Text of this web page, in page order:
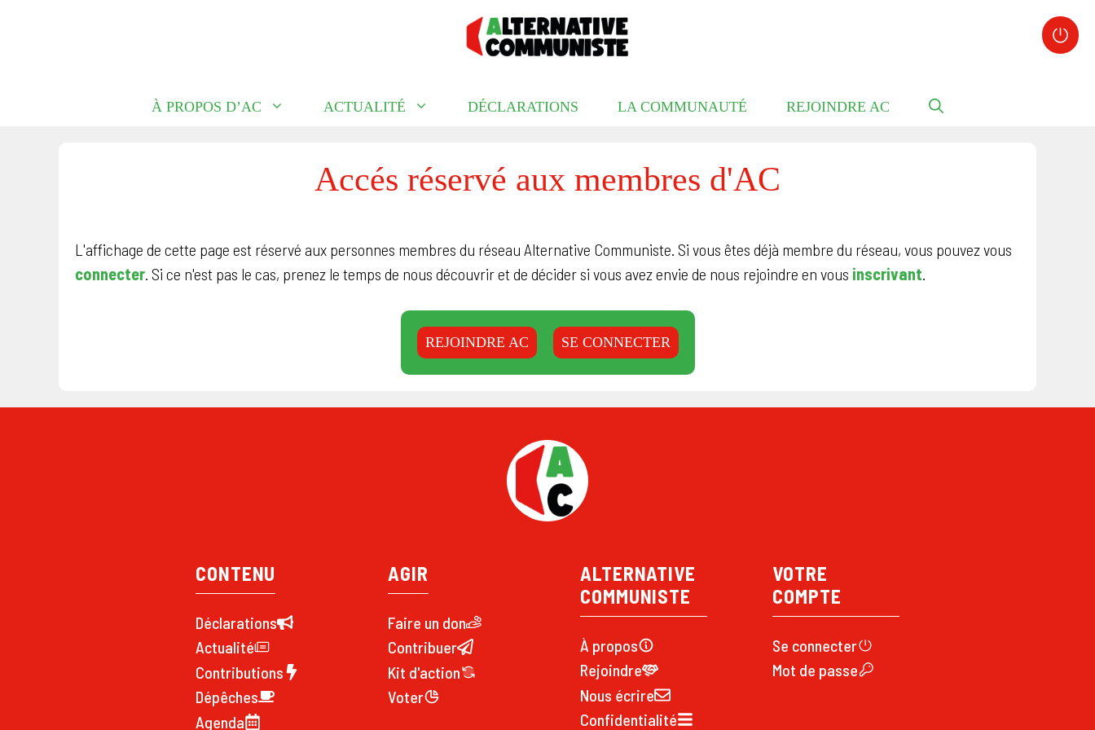
À PROPOS D’AC ACTUALITÉ DÉCLARATIONS LA COMMUNAUTÉ REJOINDRE AC
Accés réservé aux membres d'AC
L'affichage de cette page est réservé aux personnes membres du réseau Alternative Communiste. Si vous êtes déjà membre du réseau, vous pouvez vous
connecter . Si ce n'est pas le cas, prenez le temps de nous découvrir et de décider si vous avez envie de nous rejoindre en vous inscrivant
REJOINDRE AC SE CONNECTER
CONTENU
Déclarations
Actualité
Contributions
Dépêches
Agenda
AGIR
Faire un don
Contribuer
Kit d'action
Voter
ALTERNATIVE
COMMUNISTE
À propos
Rejoindre
Nous écrire
Confidentialité
VOTRE
COMPTE
Se connecter
Mot de passe